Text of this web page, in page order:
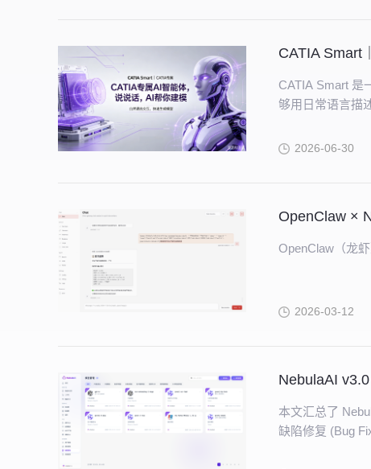
CATIA Smart
CATIA Smart 是
够用日常语言描
2026-06-30
OpenClaw（龙
2026-03-12
NebulaAI v3.0
本文汇总了
缺陷修复 (Bug